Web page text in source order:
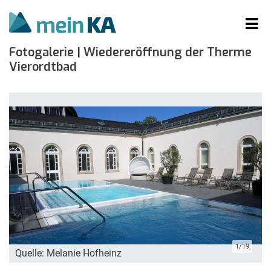
Fotogalerie | Wiedereröffnung der Therme
Vierordtbad
Quelle: Melanie Hofheinz
1/19